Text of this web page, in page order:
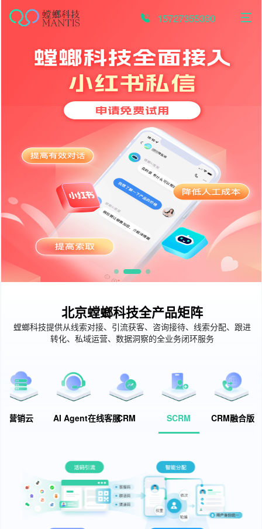
15727355390
北京螳螂科技全产品矩阵
螳螂科技提供从线索对接、引流获客、咨询接待、线索分配、跟进
转化、私域运营、数据洞察的全业务闭环服务
营销云 AI Agent在线客服CRM SCRM CRM融合版